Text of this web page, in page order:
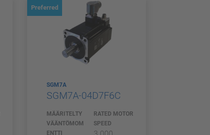
Preferred
SGM7A
SGM7A-04D7F6C
MÄÄRITELTY
VÄÄNTÖMOM
ENTTI
RATED MOTOR
SPEED